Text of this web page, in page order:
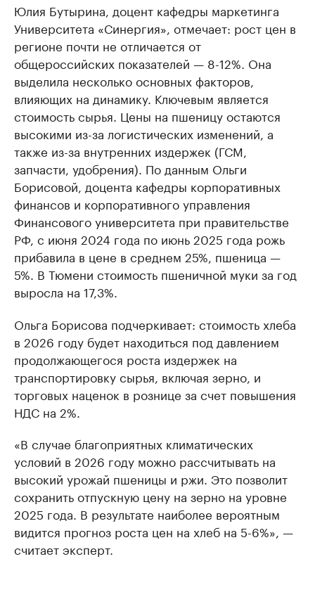
Юлия Бутырина, доцент кафедры маркетинга
Университета «Синергия», отмечает: рост цен в
регионе почти не отличается от
общероссийских показателей — 8-12%. Она
выделила несколько основных факторов,
влияющих на динамику. Ключевым является
стоимость сырья. Цены на пшеницу остаются
высокими из-за логистических изменений, а
также из-за внутренних издержек (ГСМ,
запчасти, удобрения). По данным Ольги
Борисовой, доцента кафедры корпоративных
финансов и корпоративного управления
Финансового университета при правительстве
РФ, с июня 2024 года по июнь 2025 года рожь
прибавила в цене в среднем 25%, пшеница —
5%. В Тюмени стоимость пшеничной муки за год
выросла на 17,3%.
Ольга Борисова подчеркивает: стоимость хлеба
в 2026 году будет находиться под давлением
продолжающегося роста издержек на
транспортировку сырья, включая зерно, и
торговых наценок в рознице за счет повышения
НДС на 2%.
«В случае благоприятных климатических
условий в 2026 году можно рассчитывать на
высокий урожай пшеницы и ржи. Это позволит
сохранить отпускную цену на зерно на уровне
2025 года. В результате наиболее вероятным
видится прогноз роста цен на хлеб на 5-6%», —
считает эксперт.